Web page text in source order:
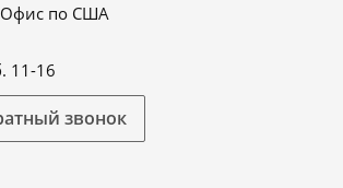
Офис по США
11-16
звонок